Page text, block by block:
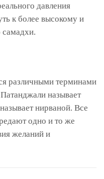
давления
к более высокому и
различными терминами
называет
нирваной. Все
одно и то же
желаний и